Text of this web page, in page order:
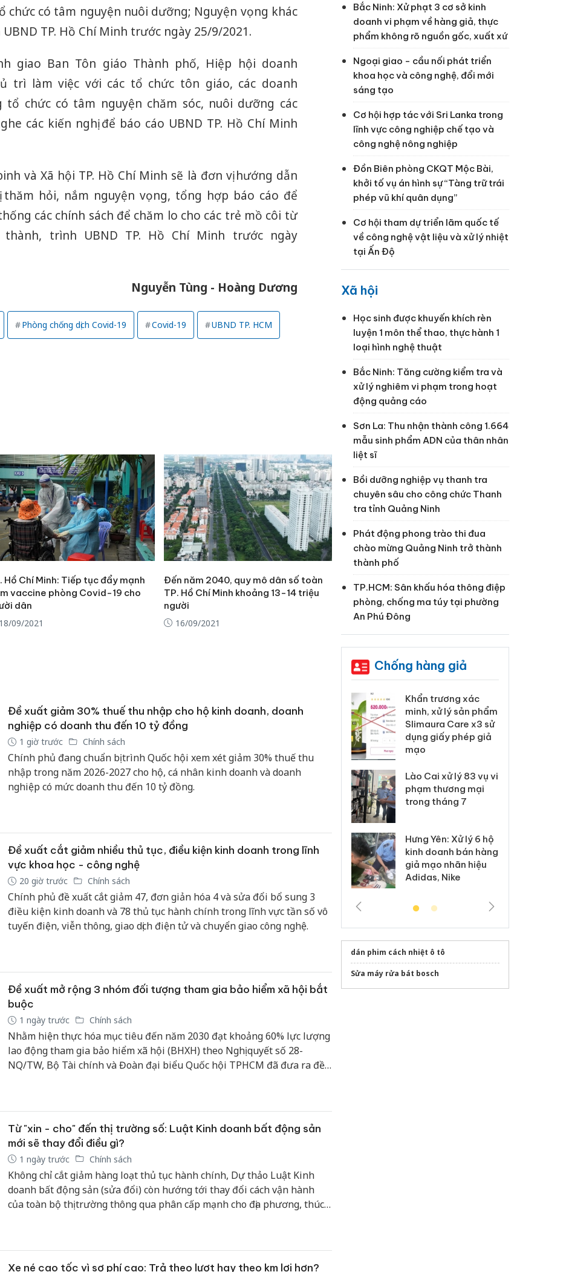
chức có tâm nguyện nuôi dưỡng; Nguyện vọng khác
TP. Hồ Chí Minh trước ngày 25/9/2021.
giao Ban Tôn giáo Thành phố, Hiệp hội doanh
trì làm việc với các tổ chức tôn giáo, các doanh
tổ chức có tâm nguyện chăm sóc, nuôi dưỡng các
các kiến nghị để báo cáo UBND TP. Hồ Chí Minh
và Xã hội TP. Hồ Chí Minh sẽ là đơn vị hướng dẫn
thăm hỏi, nắm nguyện vọng, tổng hợp báo cáo để
các chính sách để chăm lo cho các trẻ mồ côi từ
trình UBND TP. Hồ Chí Minh trước ngày
Nguyễn Tùng - Hoàng Dương
Phòng chống dịch Covid-19 Covid-19 UBND TP. HCM
Hồ Chí Minh: Tiếp tục đẩy mạnh
vaccine phòng Covid-19 cho
dân
18/09/2021
Đến năm 2040, quy mô dân số toàn
TP. Hồ Chí Minh khoảng 13-14 triệu
người
16/09/2021
Đề xuất giảm 30% thuế thu nhập cho hộ kinh doanh, doanh
nghiệp có doanh thu đến 10 tỷ đồng
1 giờ trước Chính sách
Chính phủ đang chuẩn bị trình Quốc hội xem xét giảm 30% thuế thu
nhập trong năm 2026-2027 cho hộ, cá nhân kinh doanh và doanh
nghiệp có mức doanh thu đến 10 tỷ đồng.
Đề xuất cắt giảm nhiều thủ tục, điều kiện kinh doanh trong lĩnh
vực khoa học - công nghệ
20 giờ trước Chính sách
Chính phủ đề xuất cắt giảm 47, đơn giản hóa 4 và sửa đổi bổ sung 3
điều kiện kinh doanh và 78 thủ tục hành chính trong lĩnh vực tần số vô
tuyến điện, viễn thông, giao dịch điện tử và chuyển giao công nghệ.
Đề xuất mở rộng 3 nhóm đối tượng tham gia bảo hiểm xã hội bắt
buộc
1 ngày trước Chính sách
Nhằm hiện thực hóa mục tiêu đến năm 2030 đạt khoảng 60% lực lượng
lao động tham gia bảo hiểm xã hội (BHXH) theo Nghị quyết số 28-
NQ/TW, Bộ Tài chính và Đoàn đại biểu Quốc hội TPHCM đã đưa ra đề
41/2024/QH15.
Từ "xin - cho" đến thị trường số: Luật Kinh doanh bất động sản
mới sẽ thay đổi điều gì?
1 ngày trước Chính sách
Không chỉ cắt giảm hàng loạt thủ tục hành chính, Dự thảo Luật Kinh
doanh bất động sản (sửa đổi) còn hướng tới thay đổi cách vận hành
của toàn bộ thị trường thông qua phân cấp mạnh cho địa phương, thúc
cách lớn nhằm khơi thông nguồn lực, nâng cao tính minh bạch và tạo
động lực mới cho thị trường bất động sản Việt Nam.
Xe né cao tốc vì sợ phí cao: Trả theo lượt hay theo km lợi hơn?
Bắc Ninh: Xử phạt 3 cơ sở kinh
doanh vi phạm về hàng giả, thực
phẩm không rõ nguồn gốc, xuất xứ
Ngoại giao - cầu nối phát triển
khoa học và công nghệ, đổi mới
sáng tạo
Cơ hội hợp tác với Sri Lanka trong
lĩnh vực công nghiệp chế tạo và
công nghệ nông nghiệp
Đồn Biên phòng CKQT Mộc Bài,
khởi tố vụ án hình sự “Tàng trữ trái
phép vũ khí quân dụng”
Cơ hội tham dự triển lãm quốc tế
về công nghệ vật liệu và xử lý nhiệt
tại Ấn Độ
Xã hội
Học sinh được khuyến khích rèn
luyện 1 môn thể thao, thực hành 1
loại hình nghệ thuật
Bắc Ninh: Tăng cường kiểm tra và
xử lý nghiêm vi phạm trong hoạt
động quảng cáo
Sơn La: Thu nhận thành công 1.664
mẫu sinh phẩm ADN của thân nhân
liệt sĩ
Bồi dưỡng nghiệp vụ thanh tra
chuyên sâu cho công chức Thanh
tra tỉnh Quảng Ninh
Phát động phong trào thi đua
chào mừng Quảng Ninh trở thành
thành phố
TP.HCM: Sân khấu hóa thông điệp
phòng, chống ma túy tại phường
An Phú Đông
Chống hàng giả
công khai hàng ngàn
Công an Thanh Hóa
hại trong vụ án buôn
Khẩn trương xác
minh, xử lý sản phẩm
Slimaura Care x3 sử
dụng giấy phép giả
mạo
Lào Cai xử lý 83 vụ vi
phạm thương mại
trong tháng 7
Hưng Yên: Xử lý 6 hộ
kinh doanh bán hàng
giả mạo nhãn hiệu
Adidas, Nike
dán phim cách nhiệt ô tô
Sửa máy rửa bát bosch